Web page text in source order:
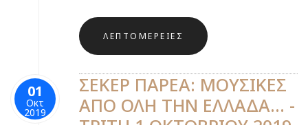
ΛΕΠΤΟΜΈΡΕΙΕΣ
01
Οκτ
2019
ΣΕΚΕΡ ΠΑΡΕΑ: ΜΟΥΣΙΚΕΣ
ΑΠΟ ΟΛΗ ΤΗΝ ΕΛΛΑΔΑ... -